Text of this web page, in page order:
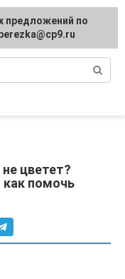
уход
цветет?
помочь
предложений по